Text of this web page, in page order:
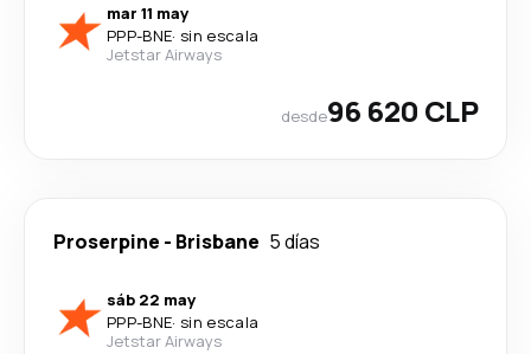
mar 11 may
PPP-BNE· sin escala
Jetstar Airways
desde96 620 CLP
Proserpine - Brisbane 5 días
sáb 22 may
PPP-BNE· sin escala
Jetstar Airways